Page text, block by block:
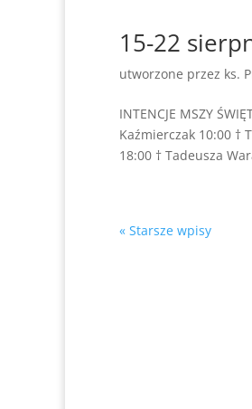
15-22
utworzone przez ks.
INTENCJE MSZY
Kaźmierczak 10:00 †
18:00 † Tadeusza
« Starsze wpisy